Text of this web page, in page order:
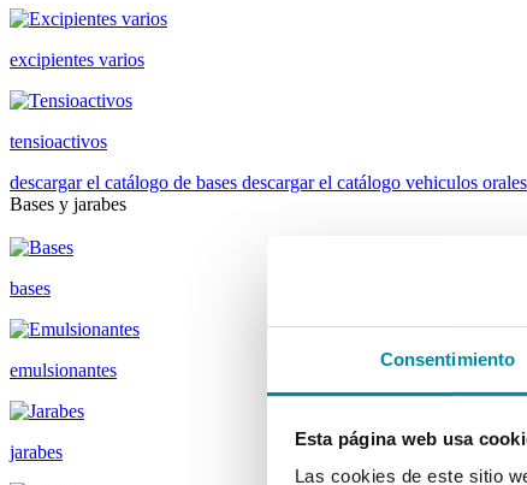
Consentimiento
Esta página web usa
Las cookies de este sitio
excipientes varios
tensioactivos
descargar el catálogo de bases descargar el catálogo vehiculos orales
Bases y jarabes
bases
emulsionantes
jarabes